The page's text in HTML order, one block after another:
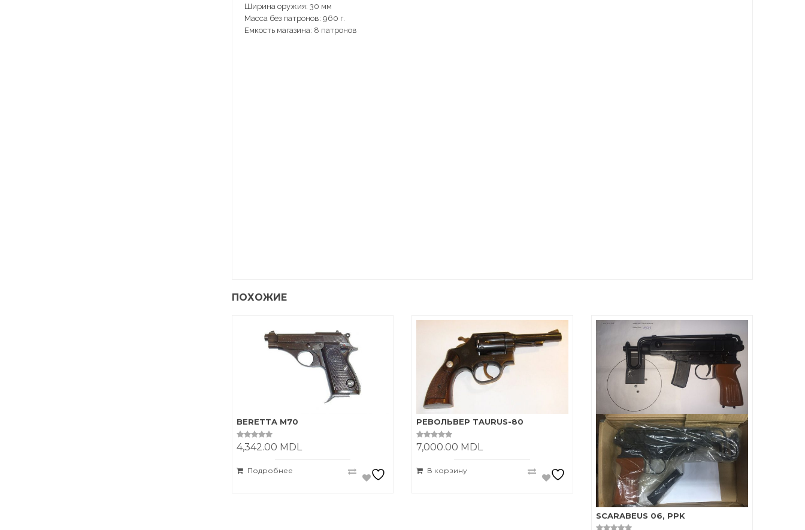
Ширина оружия: 30 мм
Масса без патронов: 960 г.
Емкость магазина: 8 патронов
ПОХОЖИЕ
BERETTA M70
0
t
4,342.00 MDL
Подробнее
РЕВОЛЬВЕР TAURUS-80
0
t
7,000.00 MDL
В корзину
SCARABEUS 06, PPK